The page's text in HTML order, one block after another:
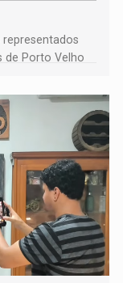
de Porto Velho